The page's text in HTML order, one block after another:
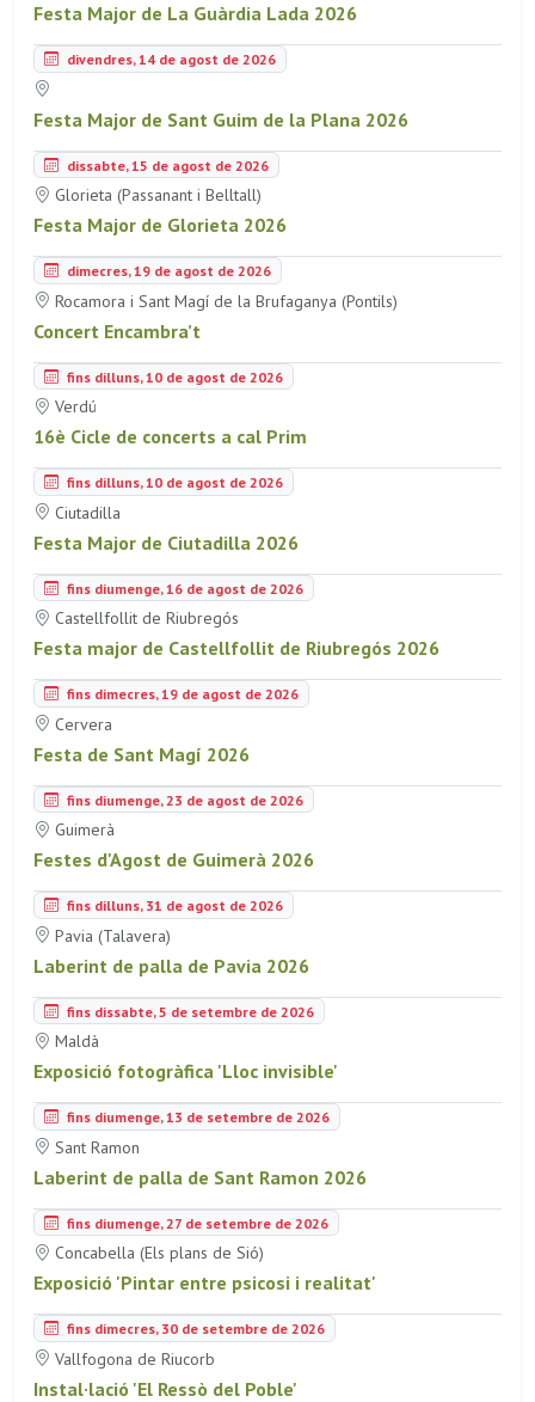
Festa Major de La Guàrdia Lada 2026
divendres, 14 de agost de 2026
Festa Major de Sant Guim de la Plana 2026
dissabte, 15 de agost de 2026
Glorieta (Passanant i Belltall)
Festa Major de Glorieta 2026
dimecres, 19 de agost de 2026
Rocamora i Sant Magí de la Brufaganya (Pontils)
Concert Encambra’t
fins dilluns, 10 de agost de 2026
Verdú
16è Cicle de concerts a cal Prim
fins dilluns, 10 de agost de 2026
Ciutadilla
Festa Major de Ciutadilla 2026
fins diumenge, 16 de agost de 2026
Castellfollit de Riubregós
Festa major de Castellfollit de Riubregós 2026
fins dimecres, 19 de agost de 2026
Cervera
Festa de Sant Magí 2026
fins diumenge, 23 de agost de 2026
Guimerà
Festes d'Agost de Guimerà 2026
fins dilluns, 31 de agost de 2026
Pavia (Talavera)
Laberint de palla de Pavia 2026
fins dissabte, 5 de setembre de 2026
Maldà
Exposició fotogràfica 'Lloc invisible'
fins diumenge, 13 de setembre de 2026
Sant Ramon
Laberint de palla de Sant Ramon 2026
fins diumenge, 27 de setembre de 2026
Concabella (Els plans de Sió)
Exposició 'Pintar entre psicosi i realitat'
fins dimecres, 30 de setembre de 2026
Vallfogona de Riucorb
Instal·lació 'El Ressò del Poble'